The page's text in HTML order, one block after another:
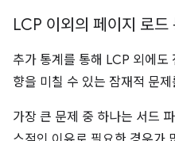
LCP 이외의 페이지 로드
추가 통계를 통해 LCP 외에도
향을 미칠 수 있는 잠재적 문
가장 큰 문제 중 하나는 서드